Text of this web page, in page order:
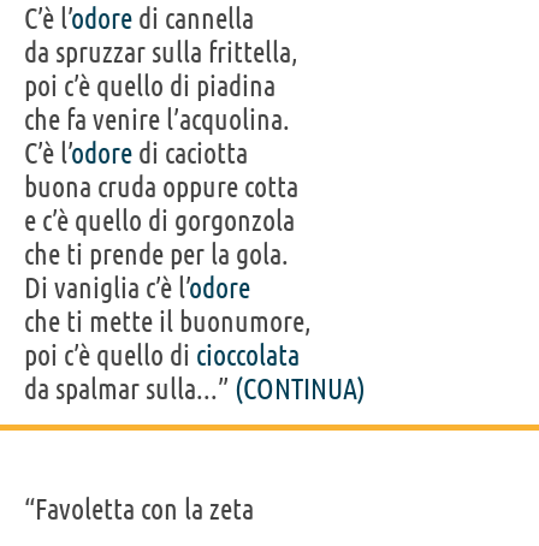
C’è l’odore di cannella
da spruzzar sulla frittella,
poi c’è quello di piadina
che fa venire l’acquolina.
C’è l’odore di caciotta
buona cruda oppure cotta
e c’è quello di gorgonzola
che ti prende per la gola.
Di vaniglia c’è l’odore
che ti mette il buonumore,
poi c’è quello di cioccolata
da spalmar sulla...” (CONTINUA)
“Favoletta con la zeta